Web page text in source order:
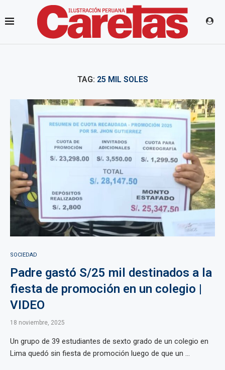
TAG: 25 MIL SOLES
SOCIEDAD
Padre gastó S/25 mil destinados a la
fiesta de promoción en un colegio |
VIDEO
18 noviembre, 2025
Un grupo de 39 estudiantes de sexto grado de un colegio en
Lima quedó sin fiesta de promoción luego de que un ...